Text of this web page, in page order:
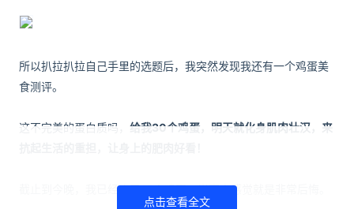
所以扒拉扒拉自己手里的选题后，我突然发现我还有一个鸡蛋美
食测评。
这不完美的蛋白质吗， 给我30个鸡蛋，明天就化身肌肉壮汉，来
截止到今晚，我已经吃了15个鸡蛋，当事人感觉就是非常后悔。
点击查看全文